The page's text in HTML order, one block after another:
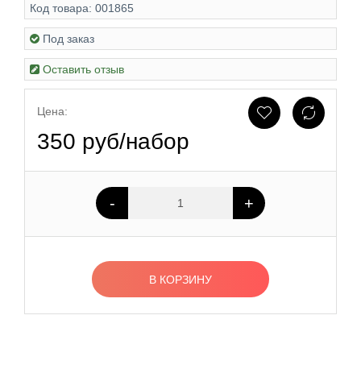
Код товара: 001865
Под заказ
Оставить отзыв
Цена:
350 руб/набор
- +
В КОРЗИНУ